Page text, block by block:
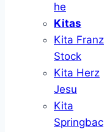
he
Kitas
Kita Franz
Stock
Kita Herz
Jesu
Kita
Springbac